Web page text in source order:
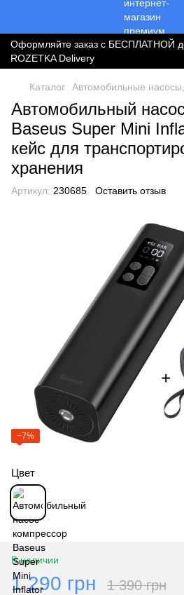
Оформляйте заказ с БЕСПЛАТНОЙ
ROZETKA Delivery
Каталог Автомобильные
Автомобильный
Baseus Super Mini
кейс для
хранения
Артикул: 230685 Оставить отзыв
−7%
Цвет
В наличии
1 290 грн 1 390 грн